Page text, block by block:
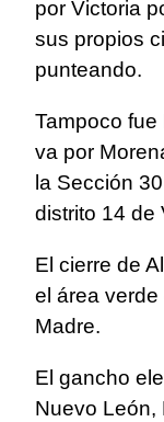
por Victoria
sus propios
punteando.
Tampoco
va por
la Sección
distrito 14 de
El cierre de
el área
Madre.
El gancho
Nuevo León,